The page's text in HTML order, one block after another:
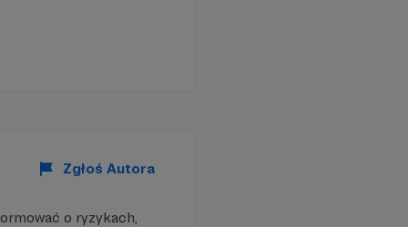
Zgłoś Autora
o ryzykach,